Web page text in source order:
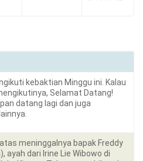
kebaktian Minggu ini. Kalau
Selamat Datang!
datang lagi dan juga
meninggalnya bapak Freddy
ayah dari Irine Lie Wibowo di